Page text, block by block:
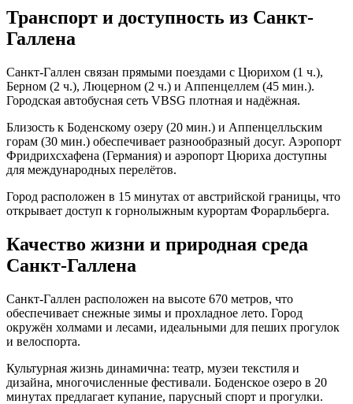
Транспорт и доступность из Санкт-
Галлена
Санкт-Галлен связан прямыми поездами с Цюрихом (1 ч.),
Берном (2 ч.), Люцерном (2 ч.) и Аппенцеллем (45 мин.).
Городская автобусная сеть VBSG плотная и надёжная.
Близость к Боденскому озеру (20 мин.) и Аппенцелльским
горам (30 мин.) обеспечивает разнообразный досуг. Аэропорт
Фридрихсхафена (Германия) и аэропорт Цюриха доступны
для международных перелётов.
Город расположен в 15 минутах от австрийской границы, что
открывает доступ к горнолыжным курортам Форарльберга.
Качество жизни и природная среда
Санкт-Галлена
Санкт-Галлен расположен на высоте 670 метров, что
обеспечивает снежные зимы и прохладное лето. Город
окружён холмами и лесами, идеальными для пеших прогулок
и велоспорта.
Культурная жизнь динамична: театр, музеи текстиля и
дизайна, многочисленные фестивали. Боденское озеро в 20
минутах предлагает купание, парусный спорт и прогулки.